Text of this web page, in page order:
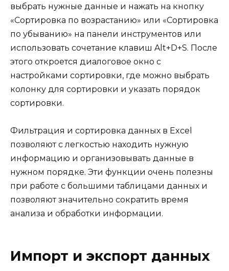
выбрать нужные данные и нажать на кнопку
«Сортировка по возрастанию» или «Сортировка
по убыванию» на панели инструментов или
использовать сочетание клавиш Alt+D+S. После
этого откроется диалоговое окно с
настройками сортировки, где можно выбрать
колонку для сортировки и указать порядок
сортировки.
Фильтрация и сортировка данных в Excel
позволяют с легкостью находить нужную
информацию и организовывать данные в
нужном порядке. Эти функции очень полезны
при работе с большими таблицами данных и
позволяют значительно сократить время
анализа и обработки информации.
Импорт и экспорт данных